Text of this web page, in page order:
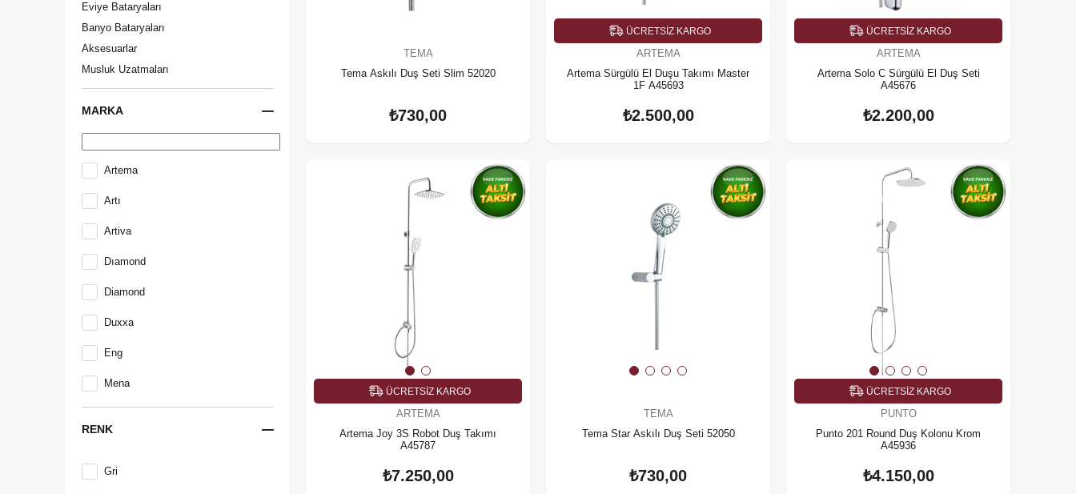
Eviye Bataryaları
Banyo Bataryaları
Aksesuarlar
Musluk Uzatmaları
MARKA
Artema
Artı
Artiva
Dıamond
Diamond
Duxxa
Eng
Mena
TEMA
RENK
Gri
TEMA
Tema Askılı Duş Seti Slim 52020
₺730,00
ÜCRETSIZ KARGO
ARTEMA
Artema Sürgülü El Duşu Takımı Master
1F A45693
₺2.500,00
ÜCRETSIZ KARGO
ARTEMA
Artema Solo C Sürgülü El Duş Seti
A45676
₺2.200,00
ÜCRETSIZ KARGO
ARTEMA
Artema Joy 3S Robot Duş Takımı
A45787
₺7.250,00
TEMA
Tema Star Askılı Duş Seti 52050
₺730,00
ÜCRETSIZ KARGO
PUNTO
Punto 201 Round Duş Kolonu Krom
A45936
₺4.150,00